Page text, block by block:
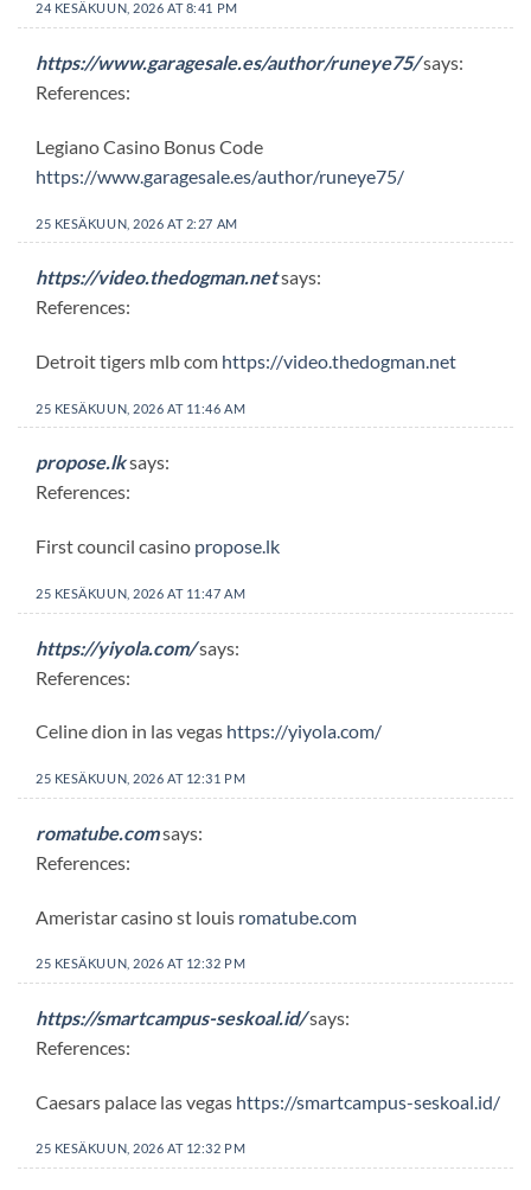
24 KESÄKUUN, 2026 AT 8:41 PM
https://www.garagesale.es/author/runeye75/says:
References:
Legiano Casino Bonus Code
https://www.garagesale.es/author/runeye75/
25 KESÄKUUN, 2026 AT 2:27 AM
https://video.thedogman.netsays:
References:
Detroit tigers mlb com https://video.thedogman.net
25 KESÄKUUN, 2026 AT 11:46 AM
propose.lksays:
References:
First council casino propose.lk
25 KESÄKUUN, 2026 AT 11:47 AM
https://yiyola.com/says:
References:
Celine dion in las vegas https://yiyola.com/
25 KESÄKUUN, 2026 AT 12:31 PM
romatube.comsays:
References:
Ameristar casino st louis romatube.com
25 KESÄKUUN, 2026 AT 12:32 PM
https://smartcampus-seskoal.id/says:
References:
Caesars palace las vegas https://smartcampus-seskoal.id/
25 KESÄKUUN, 2026 AT 12:32 PM